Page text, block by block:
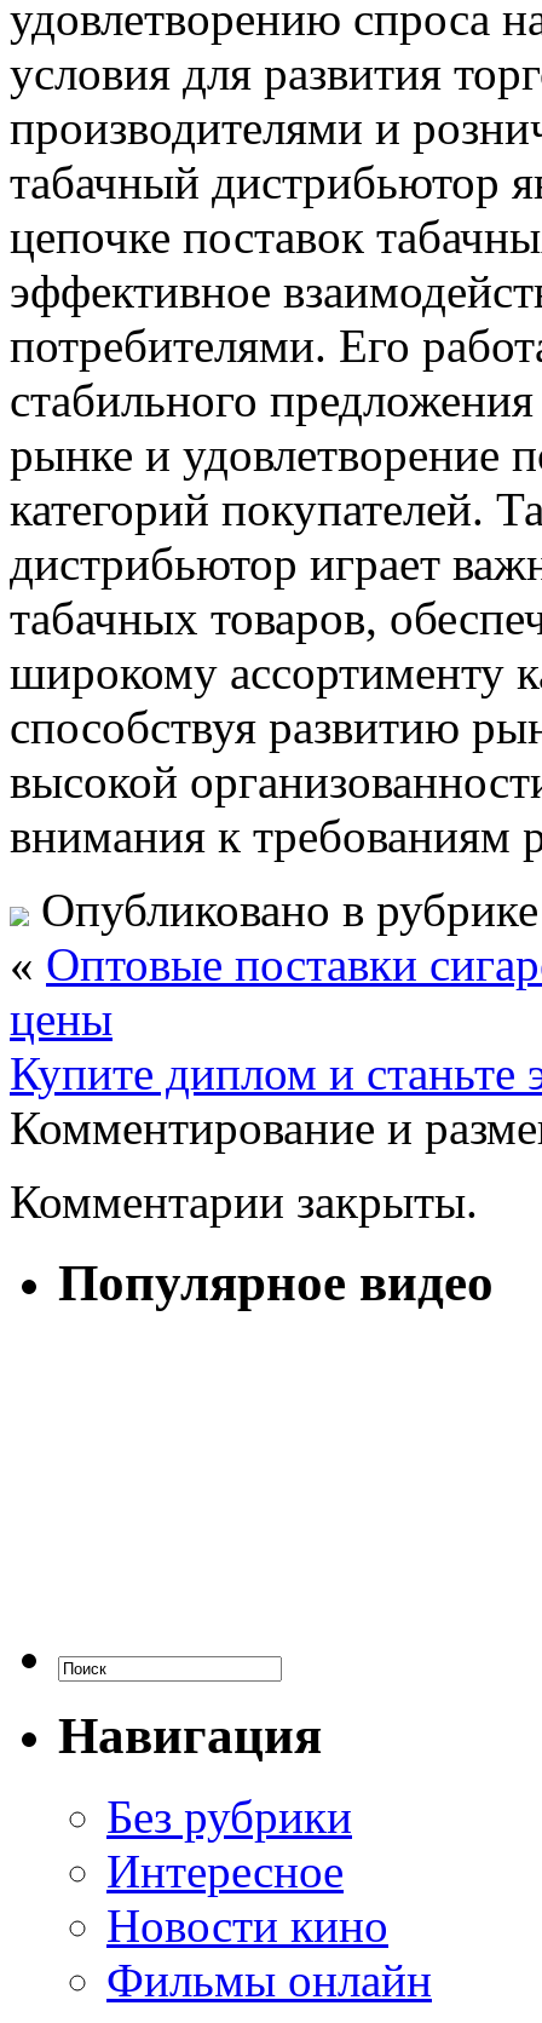
удовлетворению спроса
условия для развития
производителями и
табачный дистрибьютор
цепочке поставок
эффективное
потребителями. Его
стабильного
рынке и удовлетворение
категорий покупателей.
дистрибьютор играет
табачных товаров,
широкому ассортименту
способствуя развитию
высокой
внимания к требованиям
Опубликовано в
« Оптовые поставки
цены
Купите диплом и станьте
Комментирование и
Комментарии закрыты.
Популярное видео
Навигация
Без рубрики
Интересное
Новости кино
Фильмы онлайн